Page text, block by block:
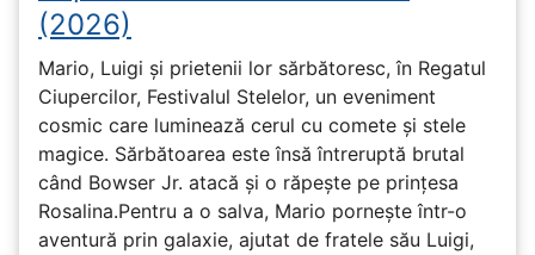
(2026)
Mario, Luigi și prietenii lor sărbătoresc, în Regatul
Ciupercilor, Festivalul Stelelor, un eveniment
cosmic care luminează cerul cu comete și stele
magice. Sărbătoarea este însă întreruptă brutal
când Bowser Jr. atacă și o răpește pe prinţesa
Rosalina.Pentru a o salva, Mario pornește într-o
aventură prin galaxie, ajutat de fratele său Luigi,